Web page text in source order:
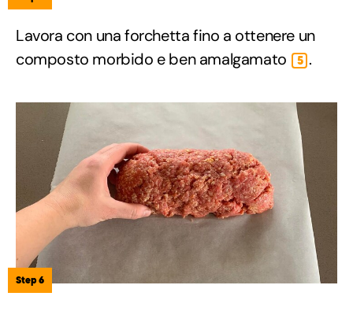
Lavora con una forchetta fino a ottenere un
composto morbido e ben amalgamato
5 .
Step 6